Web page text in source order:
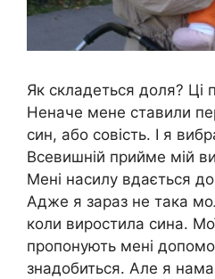
Як складеться доля? Ці
Неначе мене ставили
син, або совість. І я
Всевишній прийме мій
Мені насилу вдається
Адже я зараз не така
коли виростила сина.
пропонують мені
знадобиться. Але я